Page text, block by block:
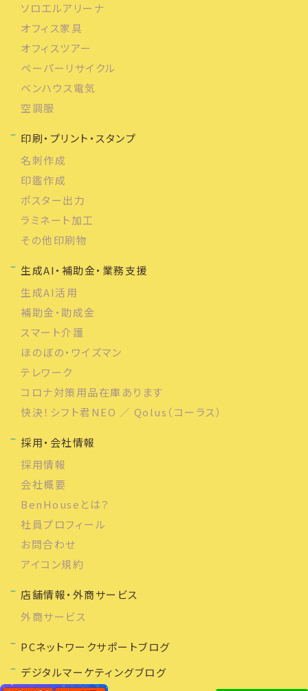
ソロエルアリーナ
オフィス家具
オフィスツアー
ペーパーリサイクル
ベンハウス電気
空調服
印刷・プリント・スタンプ
名刺作成
印鑑作成
ポスター出力
ラミネート加工
その他印刷物
生成AI・補助金・業務支援
生成AI活用
補助金・助成金
スマート介護
ほのぼの・ワイズマン
テレワーク
コロナ対策用品在庫あります
快決！シフト君NEO ／ Qolus（コーラス）
採用・会社情報
採用情報
会社概要
BenHouseとは？
社員プロフィール
お問合わせ
アイコン規約
店舗情報・外商サービス
外商サービス
PCネットワークサポートブログ
デジタルマーケティングブログ